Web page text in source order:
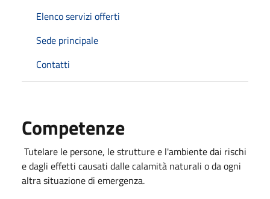
Elenco servizi offerti
Sede principale
Contatti
Competenze
Tutelare le persone, le strutture e l'ambiente dai rischi
e dagli effetti causati dalle calamità naturali o da ogni
altra situazione di emergenza.